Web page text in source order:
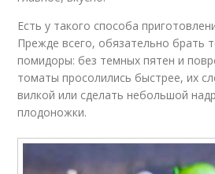
Есть у такого способа
Прежде всего, обязательно брать
помидоры: без темных пятен и
томаты просолились быстрее, их
вилкой или сделать небольшой
плодоножки.